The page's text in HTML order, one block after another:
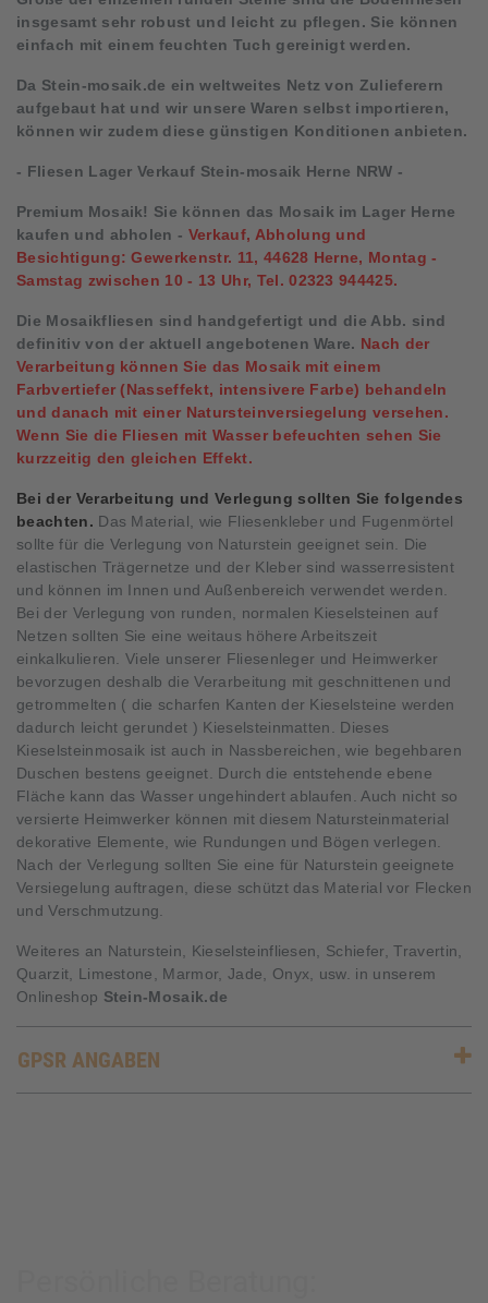
insgesamt sehr robust und leicht zu pflegen. Sie können
einfach mit einem feuchten Tuch gereinigt werden.
Da Stein-mosaik.de ein weltweites Netz von Zulieferern
aufgebaut hat und wir unsere Waren selbst importieren,
können wir zudem diese günstigen Konditionen anbieten.
- Fliesen Lager Verkauf Stein-mosaik Herne NRW -
Premium Mosaik! Sie können das Mosaik im Lager Herne
kaufen und abholen - Verkauf, Abholung und
Besichtigung: Gewerkenstr. 11, 44628 Herne, Montag -
Samstag zwischen 10 - 13 Uhr, Tel. 02323 944425.
Die Mosaikfliesen sind handgefertigt und die Abb. sind
definitiv von der aktuell angebotenen Ware. Nach der
Verarbeitung können Sie das Mosaik mit einem
Farbvertiefer (Nasseffekt, intensivere Farbe) behandeln
und danach mit einer Natursteinversiegelung versehen.
Wenn Sie die Fliesen mit Wasser befeuchten sehen Sie
kurzzeitig den gleichen Effekt.
Bei der Verarbeitung und Verlegung sollten Sie folgendes
beachten. Das Material, wie Fliesenkleber und Fugenmörtel
sollte für die Verlegung von Naturstein geeignet sein. Die
elastischen Trägernetze und der Kleber sind wasserresistent
und können im Innen und Außenbereich verwendet werden.
Bei der Verlegung von runden, normalen Kieselsteinen auf
Netzen sollten Sie eine weitaus höhere Arbeitszeit
einkalkulieren. Viele unserer Fliesenleger und Heimwerker
bevorzugen deshalb die Verarbeitung mit geschnittenen und
getrommelten ( die scharfen Kanten der Kieselsteine werden
dadurch leicht gerundet ) Kieselsteinmatten. Dieses
Kieselsteinmosaik ist auch in Nassbereichen, wie begehbaren
Duschen bestens geeignet. Durch die entstehende ebene
Fläche kann das Wasser ungehindert ablaufen. Auch nicht so
versierte Heimwerker können mit diesem Natursteinmaterial
dekorative Elemente, wie Rundungen und Bögen verlegen.
Nach der Verlegung sollten Sie eine für Naturstein geeignete
Versiegelung auftragen, diese schützt das Material vor Flecken
und Verschmutzung.
Weiteres an Naturstein, Kieselsteinfliesen, Schiefer, Travertin,
Quarzit, Limestone, Marmor, Jade, Onyx, usw. in unserem
Onlineshop Stein-Mosaik.de
GPSR ANGABEN